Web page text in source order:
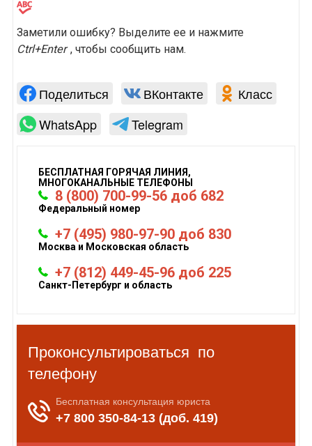
Заметили ошибку? Выделите ее и нажмите
Ctrl+Enter , чтобы сообщить нам.
Поделиться ВКонтакте
Класс
WhatsApp
Telegram
БЕСПЛАТНАЯ ГОРЯЧАЯ ЛИНИЯ,
МНОГОКАНАЛЬНЫЕ ТЕЛЕФОНЫ
8 (800) 700-99-56 доб 682
Федеральный номер
+7 (495) 980-97-90 доб 830
Москва и Московская область
+7 (812) 449-45-96 доб 225
Санкт-Петербург и область